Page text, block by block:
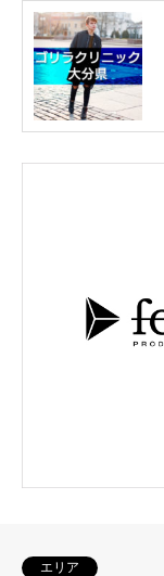
エリア